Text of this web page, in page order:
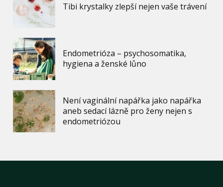
Tibi krystalky zlepší nejen vaše trávení
Endometrióza – psychosomatika,
hygiena a ženské lůno
Není vaginální napářka jako napářka
aneb sedací lázně pro ženy nejen s
endometriózou